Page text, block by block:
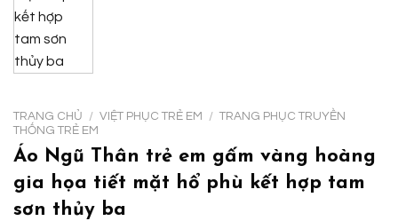
TRANG CHỦ / VIỆT PHỤC TRẺ EM / TRANG PHỤC TRUYỀN
THỐNG TRẺ EM
Áo Ngũ Thân trẻ em gấm vàng hoàng
gia họa tiết mặt hổ phù kết hợp tam
sơn thủy ba